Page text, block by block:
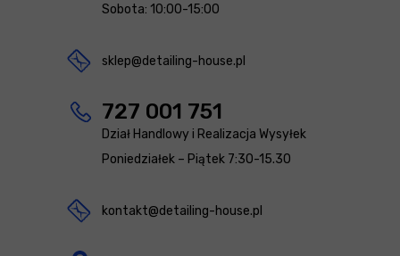
Sobota: 10:00-15:00
sklep@detailing-house.pl
727 001 751
Dział Handlowy i Realizacja Wysyłek
Poniedziałek – Piątek 7:30-15.30
kontakt@detailing-house.pl